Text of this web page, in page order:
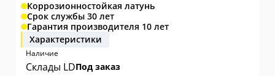
Коррозионностойкая латунь
Срок службы 30 лет
Гарантия производителя 10 лет
Характеристики
Наличие
Склады LDПод заказ